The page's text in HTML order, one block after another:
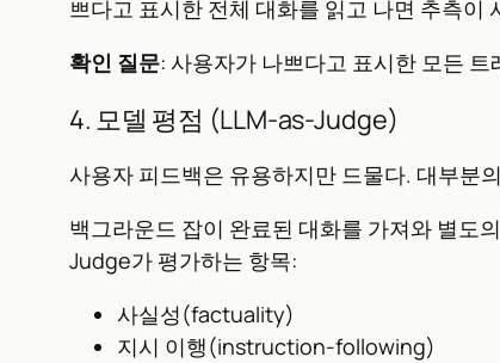
쁘다고 표시한 전체 대화를 읽고 나면 추측이
확인 질문: 사용자가 나쁘다고 표시한 모든
4. 모델 평점 (LLM-as-Judge)
사용자 피드백은 유용하지만 드물다. 대부분
백그라운드 잡이 완료된 대화를 가져와 별도
Judge가 평가하는 항목:
사실성(factuality)
지시 이행(instruction-following)